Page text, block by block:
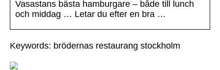
Vasastans bästa hamburgare – både till lunch
och middag … Letar du efter en bra …
Keywords: brödernas restaurang stockholm